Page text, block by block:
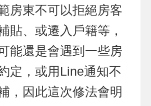
房東不可以拒絕房客
貼、或遷入戶籍等，
能還是會遇到一些房
定，或用Line通知不
，因此這次修法會明